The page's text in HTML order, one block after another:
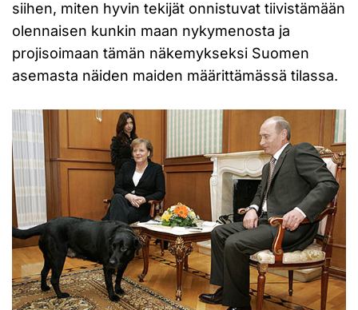
siihen, miten hyvin tekijät onnistuvat tiivistämään
olennaisen kunkin maan nykymenosta ja
projisoimaan tämän näkemykseksi Suomen
asemasta näiden maiden määrittämässä tilassa.